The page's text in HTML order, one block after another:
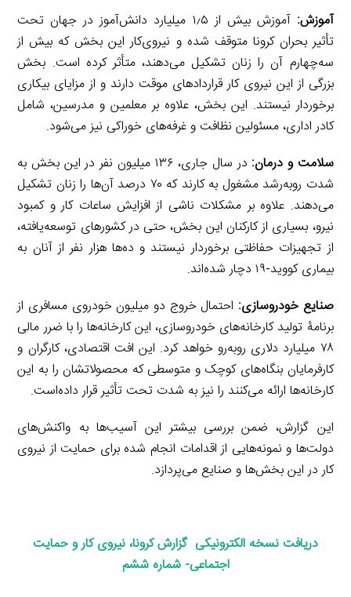
آموزش:
آموزش بیش از ۱٫۵ میلیارد دانش‌آموز در جهان تحت
تأثیر بحران کرونا متوقف شده و نیروی‌کار این بخش که بیش از
سه‌چهارم آن را زنان تشکیل می‌دهند، متأثر کرده است. بخش
بزرگی از این نیروی کار قراردادهای موقت دارند و از مزایای بیکاری
برخوردار نیستند. این بخش، علاوه بر معلمین و مدرسین، شامل
کادر اداری، مسئولین نظافت و غرفه‌های خوراکی نیز می‌شود.
سلامت و درمان:
در سال جاری، ۱۳۶ میلیون نفر در این بخش به
شدت روبه‌رشد مشغول به کارند که ۷۰ درصد آن‌ها را زنان تشکیل
می‌دهند. علاوه بر مشکلات ناشی از افزایش ساعات کار و کمبود
نیرو، بسیاری از کارکنان این بخش، حتی در کشورهای توسعه‌یافته،
از تجهیزات حفاظتی برخوردار نیستند و ده‌ها هزار نفر از آنان به
بیماری کووید-۱۹ دچار شده‌اند.
صنایع خودروسازی: احتمال خروج دو میلیون خودروی مسافری از
برنامۀ تولید کارخانه‌های خودروسازی، این کارخانه‌ها را با ضرر مالی
۷۸ میلیارد دلاری روبه‌رو خواهد کرد. این افت اقتصادی، کارگران و
کارفرمایان بنگاه‌های کوچک و متوسطی که محصولاتشان را به این
کارخانه‌ها ارائه می‌کنند را نیز به شدت تحت تأثیر قرار داده‌است.
این گزارش، ضمن بررسی بیشتر این آسیب‌ها به واکنش‌های
دولت‌ها و نمونه‌هایی از اقدامات انجام شده برای حمایت از نیروی
کار در این بخش‌ها و صنایع می‌پردازد.
دریافت نسخه الکترونیکی گزارش کرونا، نیروی کار و حمایت
اجتماعی- شماره ششم